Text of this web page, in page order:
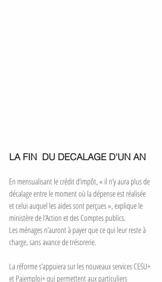
LA FIN  DU DECALAGE D'UN AN
En mensualisant le crédit d’impôt, « il n’y aura plus de
décalage entre le moment où la dépense est réalisée
et celui auquel les aides sont perçues », explique le
ministère de l’Action et des Comptes publics.
Les ménages n’auront à payer que ce qui leur reste à
charge, sans avance de trésorerie.
La réforme s’appuiera sur les nouveaux services CESU+
et Pajemploi+ qui permettent aux particuliers